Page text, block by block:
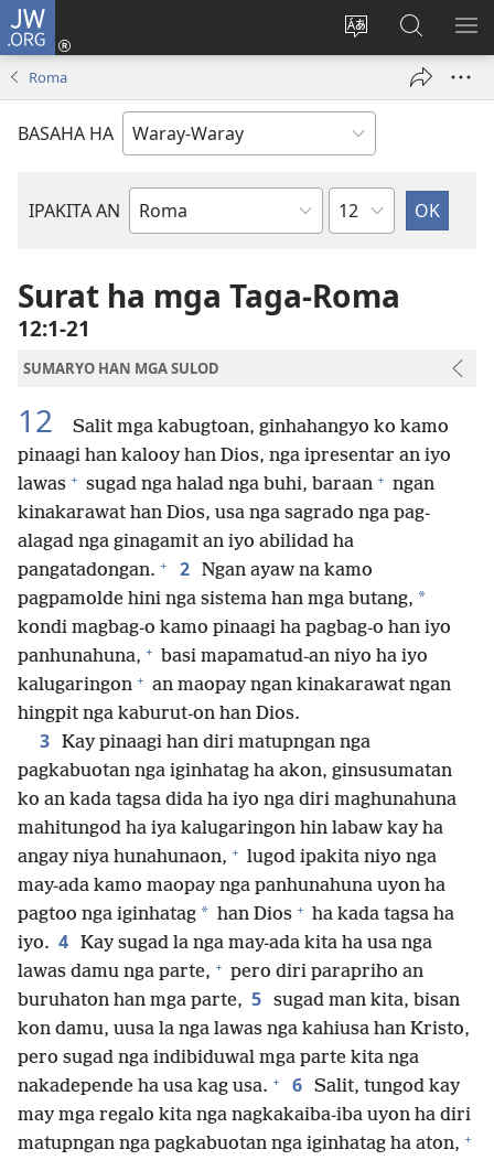
JW.ORG
Balyui
yinaknan
an
site
Pag-
log
new
Pamiling
ha
JW.ORG
Roma
BASAHA HA
IPAKITA AN
Libro
Kapitulo
Surat ha mga Taga-Roma
12:1-21
SUMARYO HAN MGA SULOD
12
Salit mga kabugtoan, ginhahangyo ko kamo
pinaagi han kalooy han Dios, nga ipresentar an iyo
lawas + sugad nga halad nga buhi, baraan + ngan
kinakarawat han Dios, usa nga sagrado nga pag-
alagad nga ginagamit an iyo abilidad ha
pangatadongan. + 2 Ngan ayaw na kamo
pagpamolde hini nga sistema han mga butang, *
kondi magbag-o kamo pinaagi ha pagbag-o han iyo
panhunahuna, + basi mapamatud-an niyo ha iyo
kalugaringon + an maopay ngan kinakarawat ngan
hingpit nga kaburut-on han Dios.
3 Kay pinaagi han diri matupngan nga
pagkabuotan nga iginhatag ha akon, ginsusumatan
ko an kada tagsa dida ha iyo nga diri maghunahuna
mahitungod ha iya kalugaringon hin labaw kay ha
angay niya hunahunaon, + lugod ipakita niyo nga
may-ada kamo maopay nga panhunahuna uyon ha
pagtoo nga iginhatag * han Dios + ha kada tagsa ha
iyo. 4 Kay sugad la nga may-ada kita ha usa nga
lawas damu nga parte, + pero diri parapriho an
buruhaton han mga parte, 5 sugad man kita, bisan
kon damu, uusa la nga lawas nga kahiusa han Kristo,
pero sugad nga indibiduwal mga parte kita nga
nakadepende ha usa kag usa. + 6 Salit, tungod kay
may mga regalo kita nga nagkakaiba-iba uyon ha diri
matupngan nga pagkabuotan nga iginhatag ha aton, +